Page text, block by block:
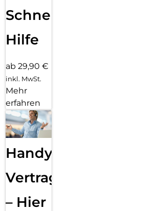
Schnelle
Hilfe
ab 29,90 €
inkl. MwSt.
Mehr
erfahren
Handy
Vertragsabwicklung
– Hier